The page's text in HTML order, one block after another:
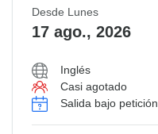
Desde Lunes
17 ago., 2026
Inglés
Casi agotado
Salida bajo petición